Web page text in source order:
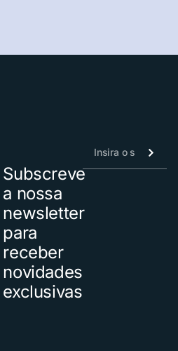
Subscreve
a nossa
newsletter
para
receber
novidades
exclusivas
Alternative: